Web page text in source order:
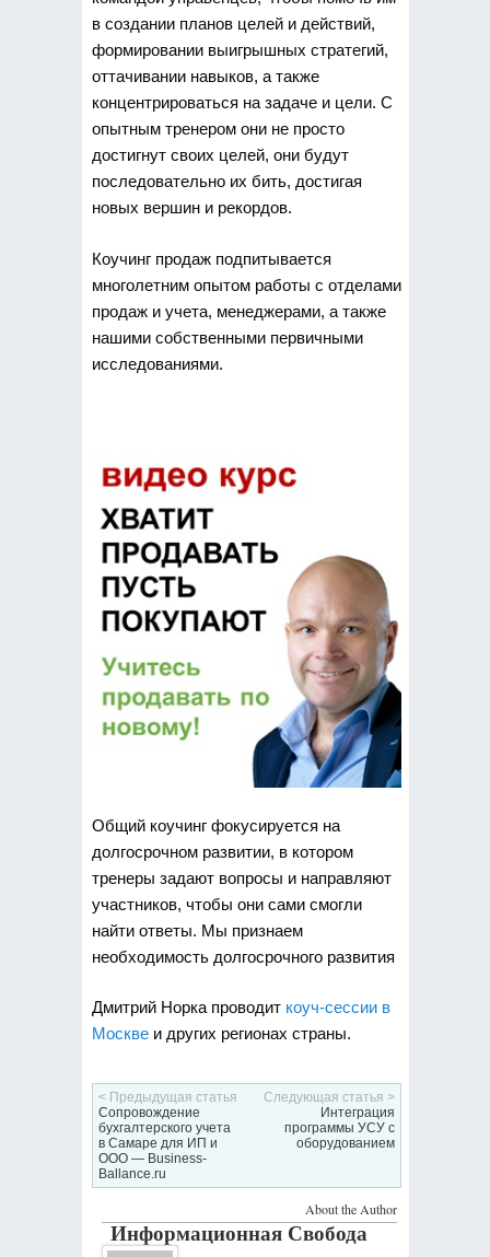
в создании планов целей и действий,
формировании выигрышных стратегий,
оттачивании навыков, а также
концентрироваться на задаче и цели. С
опытным тренером они не просто
достигнут своих целей, они будут
последовательно их бить, достигая
новых вершин и рекордов.
Коучинг продаж подпитывается
многолетним опытом работы с отделами
продаж и учета, менеджерами, а также
нашими собственными первичными
исследованиями.
Общий коучинг фокусируется на
долгосрочном развитии, в котором
тренеры задают вопросы и направляют
участников, чтобы они сами смогли
найти ответы. Мы признаем
необходимость долгосрочного развития
Дмитрий Норка проводит коуч-сессии в
Москвеи других регионах страны.
< Предыдущая статья
Сопровождение
бухгалтерского учета
в Самаре для ИП и
ООО — Business-
Ballance.ru
Следующая статья >
Интеграция
программы УСУ с
оборудованием
About the Author
Информационная Свобода